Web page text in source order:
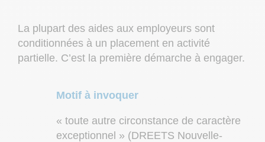
La plupart des aides aux employeurs sont
conditionnées à un placement en activité
partielle. C’est la première démarche à engager.
Motif à invoquer
« toute autre circonstance de caractère
exceptionnel » (DREETS Nouvelle-